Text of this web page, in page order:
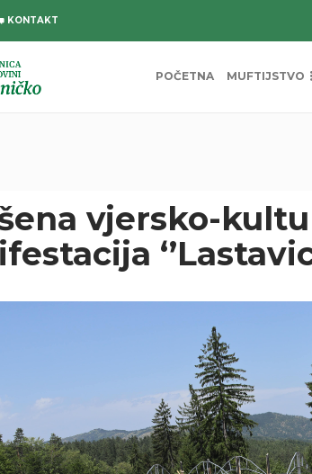
KONTAKT
POČETNA MUFTIJSTVO
vjersko-